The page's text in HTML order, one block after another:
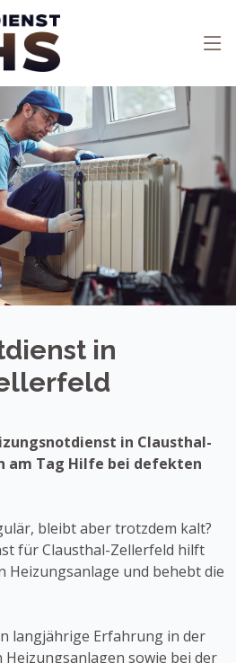
in
in Clausthal-
am Tag Hilfe bei defekten
bleibt aber trotzdem kalt?
für Clausthal-Zellerfeld hilft
Heizungsanlage und behebt die
langjährige Erfahrung in der
sowie bei der